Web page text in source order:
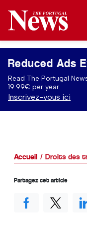
Reduced Ads
Read The Portugal
19.99€ per year.
Inscrivez-vous ici
Accueil Droits des
Partagez cet article